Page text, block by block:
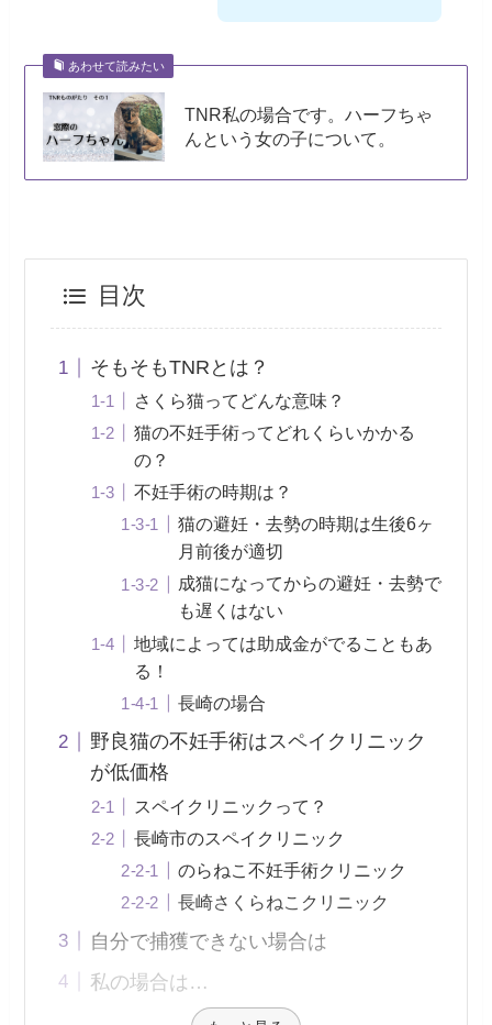
あわせて読みたい
TNR私の場合です。ハーフちゃ
んという女の子について。
目次
そもそもTNRとは？
さくら猫ってどんな意味？
猫の不妊手術ってどれくらいかかる
の？
不妊手術の時期は？
猫の避妊・去勢の時期は生後6ヶ
月前後が適切
成猫になってからの避妊・去勢で
も遅くはない
地域によっては助成金がでることもあ
る！
長崎の場合
野良猫の不妊手術はスペイクリニック
が低価格
スペイクリニックって？
長崎市のスペイクリニック
のらねこ不妊手術クリニック
長崎さくらねこクリニック
自分で捕獲できない場合は
私の場合は…